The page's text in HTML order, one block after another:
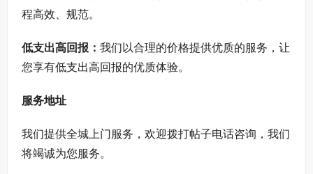
程高效、规范。
低支出高回报： 我们以合理的价格提供优质的服务，让
您享有低支出高回报的优质体验。
服务地址
我们提供全城上门服务，欢迎拨打帖子电话咨询，我们
将竭诚为您服务。